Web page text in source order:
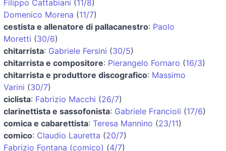
Filippo Cattabiani (11/8)
Domenico Morena (11/7)
cestista e allenatore di pallacanestro: Paolo
Moretti (30/6)
chitarrista: Gabriele Fersini (30/5)
chitarrista e compositore: Pierangelo Fornaro (16/3)
chitarrista e produttore discografico: Massimo
Varini (30/7)
ciclista: Fabrizio Macchi (26/7)
clarinettista e sassofonista: Gabriele Francioli (17/6)
comica e cabarettista: Teresa Mannino (23/11)
comico: Claudio Lauretta (20/7)
Fabrizio Fontana (comico) (4/7)